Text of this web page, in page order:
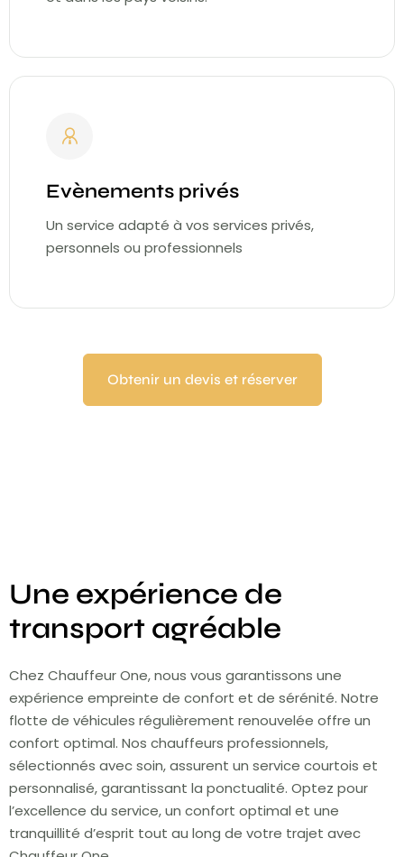
Evènements privés
Un service adapté à vos services privés,
personnels ou professionnels
Obtenir un devis et réserver
Une expérience de
transport agréable
Chez Chauffeur One, nous vous garantissons une
expérience empreinte de confort et de sérénité. Notre
flotte de véhicules régulièrement renouvelée offre un
confort optimal. Nos chauffeurs professionnels,
sélectionnés avec soin, assurent un service courtois et
personnalisé, garantissant la ponctualité. Optez pour
l’excellence du service, un confort optimal et une
tranquillité d’esprit tout au long de votre trajet avec